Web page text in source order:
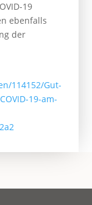
19
ebenfalls
der
114152/Gut-
19-am-